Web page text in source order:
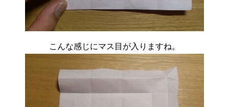
こんな感じにマス目が入りますね。